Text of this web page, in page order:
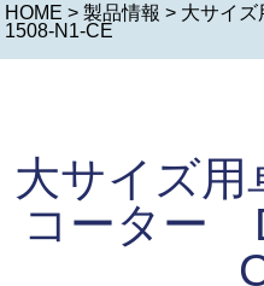
HOME >製品情報 > 大サイ
1508-N1-CE
大サイズ用
コーター